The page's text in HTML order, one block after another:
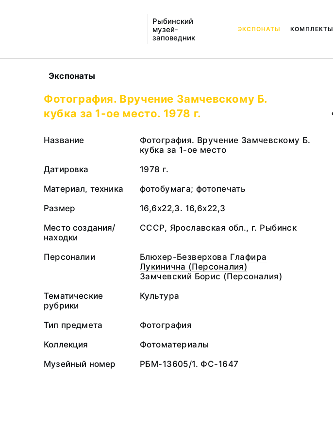
Рыбинский
музей-
заповедник
ЭКСПОНАТЫ КОМПЛЕКТЫ
Экспонаты
Фотография. Вручение Замчевскому Б.
кубка за 1-ое место. 1978 г.
Название
Фотография. Вручение Замчевскому Б.
кубка за 1-ое место
Датировка
1978 г.
Материал, техника
фотобумага; фотопечать
Размер
16,6х22,3. 16,6х22,3
Место создания/
находки
СССР, Ярославская обл., г. Рыбинск
Персоналии
Блюхер-Безверхова Глафира
Лукинична (Персоналия)
Замчевский Борис (Персоналия)
Тематические
рубрики
Культура
Тип предмета
Фотография
Коллекция
Фотоматериалы
Музейный номер
РБМ-13605/1. ФС-1647